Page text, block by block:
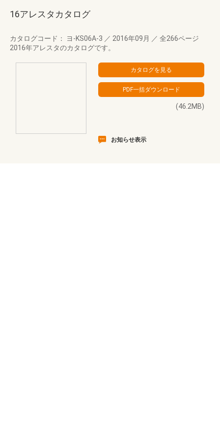
16アレスタカタログ
カタログコード： ヨ-KS06A-3 ／ 2016年09月 ／ 全266ページ
2016年アレスタのカタログです。
(46.2MB)
お知らせ表示